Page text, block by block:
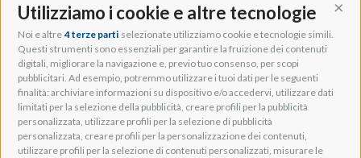
Utilizziamo i cookie e altre tecnologie
Noi e altre 4 terze parti selezionate utilizziamo cookie e tecnologie simili.
Questi strumenti sono essenziali per garantire la fruizione dei contenuti
digitali, migliorare la navigazione e, previo tuo consenso, per scopi
pubblicitari. Ad esempio, potremmo utilizzare i tuoi dati per le seguenti
finalità: archiviare informazioni su dispositivo e/o accedervi, utilizzare dati
limitati per la selezione della pubblicità, creare profili per la pubblicità
personalizzata, utilizzare profili per la selezione di pubblicità
personalizzata, creare profili per la personalizzazione dei contenuti,
utilizzare profili per la selezione di contenuti personalizzati, misurare le
Adeo Group S.r.l.
Via della Zarga, 50
Lavis, 38015 TN, Italy
Tel: +39 0461 248211
P.IVA: IT01262500224
PEC: pec@pec.adeogroup.it
SDI: T04ZHR3